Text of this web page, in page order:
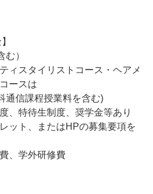
む）
ィスタイリストコース・ヘアメ
ースは
信課程授業料を含む)
、特待生制度、奨学金等あり
ット、またはHPの募集要項を
、学外研修費